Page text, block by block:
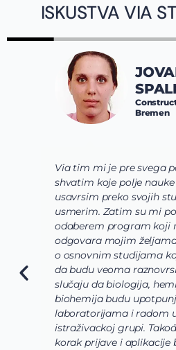
ISKUSTVA VIA
Via tim mi je pre svega
shvatim koje polje
usavrsim preko svojih
usmerim. Zatim su mi
odaberem program koji
odgovara mojim
o osnovnim studijama
da budu veoma
slučaju da biologija,
biohemija budu
laboratorijama i radom
istraživackoj grupi.
korak prijave i aplikacije
Bremen